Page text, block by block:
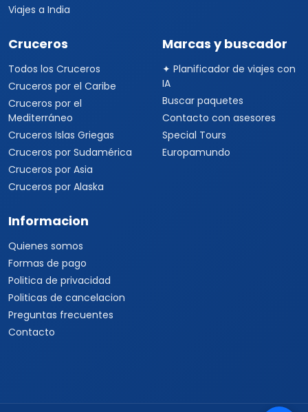
Viajes a India
Cruceros
Todos los Cruceros
Cruceros por el Caribe
Cruceros por el
Mediterráneo
Cruceros Islas Griegas
Cruceros por Sudamérica
Cruceros por Asia
Cruceros por Alaska
Marcas y buscador
✦ Planificador de viajes con
IA
Buscar paquetes
Contacto con asesores
Special Tours
Europamundo
Informacion
Quienes somos
Formas de pago
Politica de privacidad
Politicas de cancelacion
Preguntas frecuentes
Contacto